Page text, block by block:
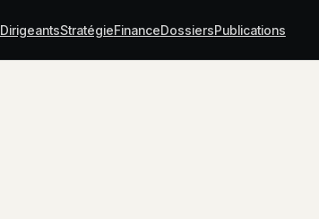
DirigeantsStratégieFinanceDossiersPublications